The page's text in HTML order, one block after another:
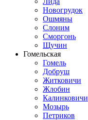
Новогрудок
Ошмяны
Слоним
Сморгонь
Щучин
Гомельская
Гомель
Добруш
Житковичи
Жлобин
Калинковичи
Мозырь
Петриков